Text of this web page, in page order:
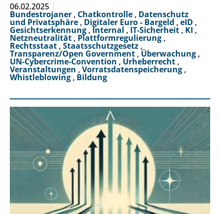
06.02.2025
Bundestrojaner , Chatkontrolle , Datenschutz
und Privatsphäre , Digitaler Euro - Bargeld , eID ,
Gesichtserkennung , Internal , IT-Sicherheit , KI ,
Netzneutralität , Plattformregulierung ,
Rechtsstaat , Staatsschutzgesetz ,
Transparenz/Open Government , Überwachung ,
UN-Cybercrime-Convention , Urheberrecht ,
Veranstaltungen , Vorratsdatenspeicherung ,
Whistleblowing , Bildung